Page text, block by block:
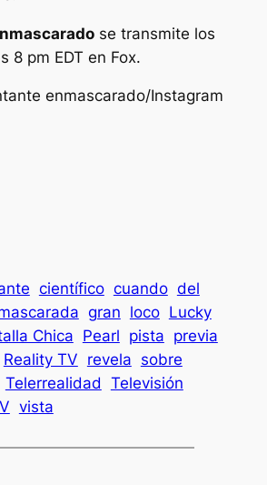
se transmite los
8 pm EDT en Fox.
enmascarado/Instagram
científico cuando del
gran loco Lucky
Chica Pearl pista previa
Reality TV revela sobre
Telerrealidad Televisión
vista